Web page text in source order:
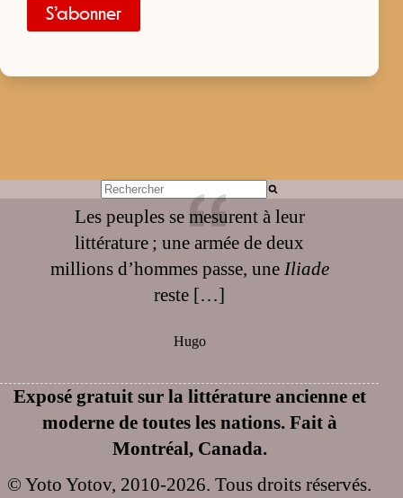
S’abonner
Aucun
résultat
Les peuples se mesurent à leur
littérature ; une armée de deux
millions d’hommes passe, une Iliade
reste […]
Hugo
Exposé gratuit sur la littérature ancienne et
moderne de toutes les nations. Fait à
Montréal, Canada.
© Yoto Yotov, 2010-2026. Tous droits réservés.